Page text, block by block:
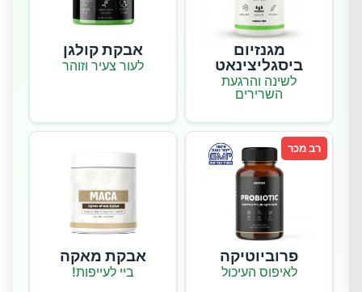
מגנזיום
ביסגליצינאט
לשינה והרגעת
השרירים
אבקת קולגן
לעור צעיר וזוהר
רב מכר
פרוביוטיקה
לאיפוס העיכול
אבקת מאקה
ביי לעייפות!